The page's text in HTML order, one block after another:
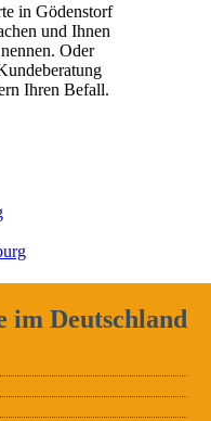
in Gödenstorf
und Ihnen
Oder
Ihren Befall.
im Deutschland